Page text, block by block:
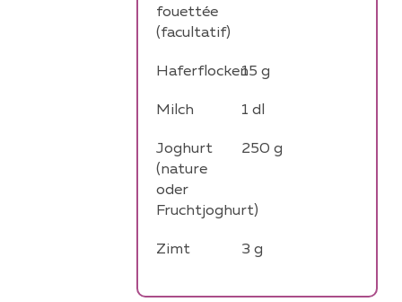
fouettée
(facultatif)
Haferflocken15 g
Milch 1 dl
Joghurt
(nature
oder
Fruchtjoghurt)
250 g
Zimt 3 g